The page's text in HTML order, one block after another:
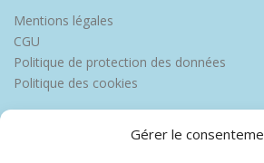
Gérer le
Mentions légales
CGU
Politique de protection des données
Politique des cookies